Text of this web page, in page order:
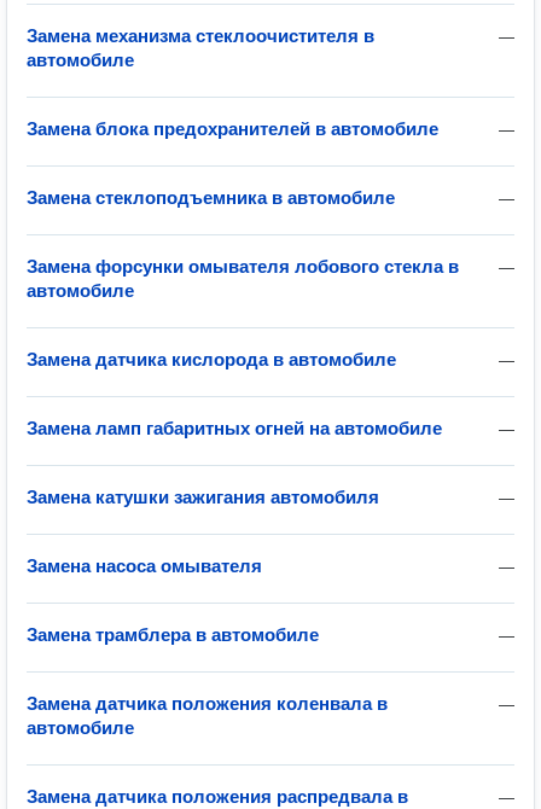
—
Замена механизма стеклоочистителя в
автомобиле
—
Замена блока предохранителей в автомобиле
—
Замена стеклоподъемника в автомобиле
—
Замена форсунки омывателя лобового стекла в
автомобиле
—
Замена датчика кислорода в автомобиле
—
Замена ламп габаритных огней на автомобиле
—
Замена катушки зажигания автомобиля
—
Замена насоса омывателя
—
Замена трамблера в автомобиле
—
Замена датчика положения коленвала в
автомобиле
—
Замена датчика положения распредвала в